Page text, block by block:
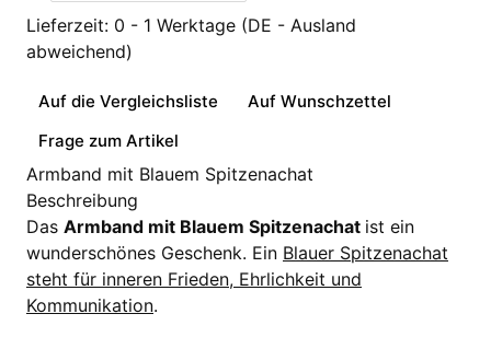
Lieferzeit: 0 - 1 Werktage (DE - Ausland
abweichend)
Auf die Vergleichsliste
Auf Wunschzettel
Frage zum Artikel
Armband mit Blauem Spitzenachat
Beschreibung
Das Armband mit Blauem Spitzenachat ist ein
wunderschönes Geschenk. Ein Blauer Spitzenachat
steht für inneren Frieden, Ehrlichkeit und
Kommunikation.